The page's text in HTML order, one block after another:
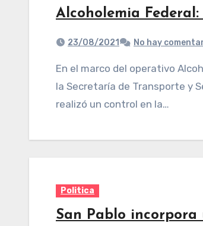
Alcoholemia
23/08/2021 No hay
En el marco del operativo Alcoholemia Federal, con controles vehiculares y de alcoholemia,
la Secretaría de Transporte y
realizó un control en la…
Politica
San Pablo